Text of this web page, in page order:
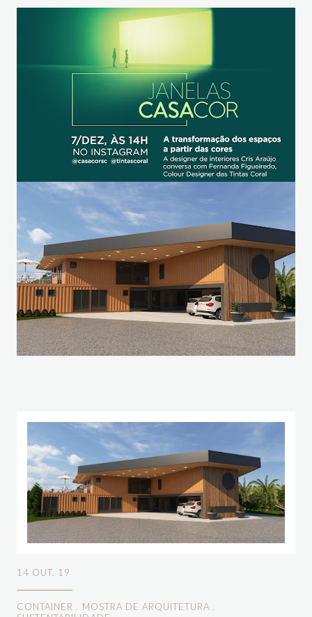
14 OUT. 19
CONTAINER MOSTRA DE ARQUITETURA